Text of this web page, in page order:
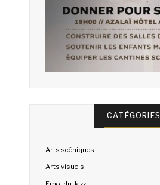
CATÉGORIES
Arts scéniques
Arts visuels